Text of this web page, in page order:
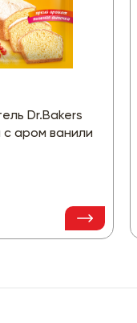
Dr.Bakers
с аром ванили